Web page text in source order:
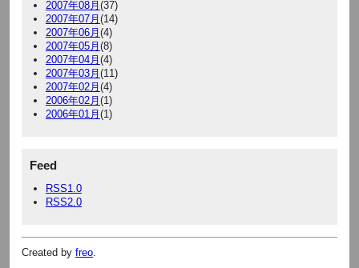
2007年08月(37)
2007年07月(14)
2007年06月(4)
2007年05月(8)
2007年04月(4)
2007年03月(11)
2007年02月(4)
2006年02月(1)
2006年01月(1)
Feed
RSS1.0
RSS2.0
Created by freo.